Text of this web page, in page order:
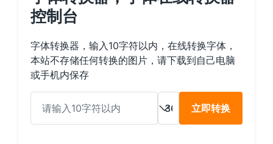
控制台
字体转换器，输入10字符以内，在线转换字体，
本站不存储任何转换的图片，请下载到自己电脑
或手机内保存
立即转换